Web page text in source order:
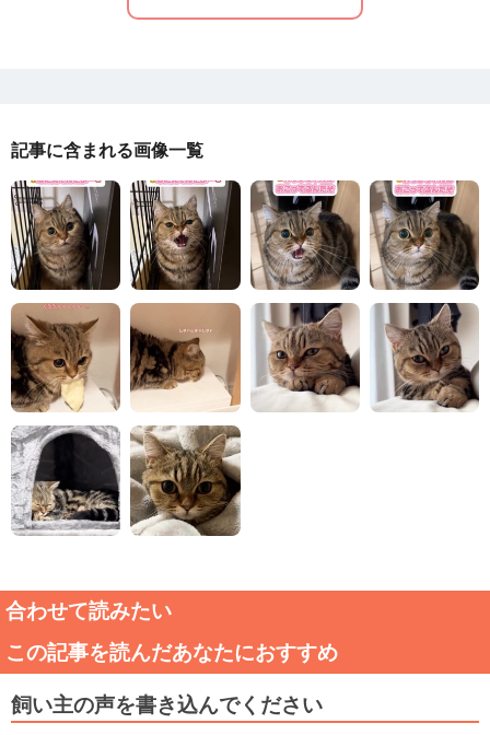
記事に含まれる画像一覧
合わせて読みたい
この記事を読んだあなたにおすすめ
飼い主の声を書き込んでください